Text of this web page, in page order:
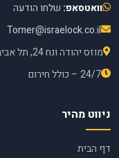
וואטסאפ: שלחו הודעה
Tomer@israelock.co.il
מוזס יהודה ונח 24, תל אביב יפו
24/7 – כולל חירום
ניווט מהיר
דף הבית